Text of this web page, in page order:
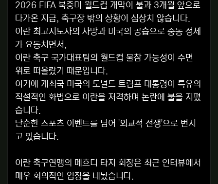
2026 FIFA 북중미 월드컵 개막이 불과 3개월 앞으로
다가온 지금, 축구장 밖의 상황이 심상치 않습니다.
이란 최고지도자의 사망과 미국의 공습으로 중동 정세
가 요동치면서,
이란 축구 국가대표팀의 월드컵 불참 가능성이 수면
위로 떠올랐기 때문입니다.
여기에 개최국 미국의 도널드 트럼프 대통령이 특유의
직설적인 화법으로 이란을 저격하며 논란에 불을 지폈
습니다.
단순한 스포츠 이벤트를 넘어 '외교적 전쟁'으로 번지
고 있습니다.
이란 축구연맹의 메흐디 타지 회장은 최근 인터뷰에서
매우 회의적인 입장을 내놨습니다.